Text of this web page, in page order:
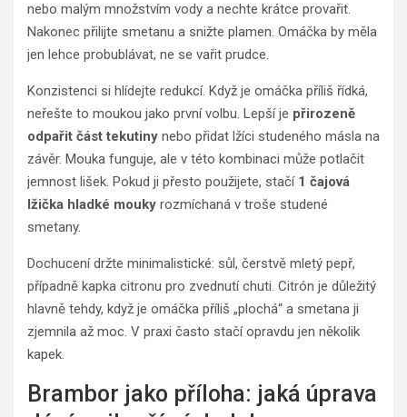
nebo malým množstvím vody a nechte krátce provařit.
Nakonec přilijte smetanu a snižte plamen. Omáčka by měla
jen lehce probublávat, ne se vařit prudce.
Konzistenci si hlídejte redukcí. Když je omáčka příliš řídká,
neřešte to moukou jako první volbu. Lepší je přirozeně
odpařit část tekutiny nebo přidat lžíci studeného másla na
závěr. Mouka funguje, ale v této kombinaci může potlačit
jemnost lišek. Pokud ji přesto použijete, stačí 1 čajová
lžička hladké mouky rozmíchaná v troše studené
smetany.
Dochucení držte minimalistické: sůl, čerstvě mletý pepř,
případně kapka citronu pro zvednutí chuti. Citrón je důležitý
hlavně tehdy, když je omáčka příliš „plochá“ a smetana ji
zjemnila až moc. V praxi často stačí opravdu jen několik
kapek.
Brambor jako příloha: jaká úprava